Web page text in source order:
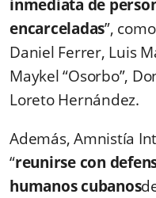
inmediata de
encarceladas”,
Daniel Ferrer, Luis
Maykel “Osorbo”,
Loreto Hernández.
Además, Amnistía
“reunirse con
humanos cubanos